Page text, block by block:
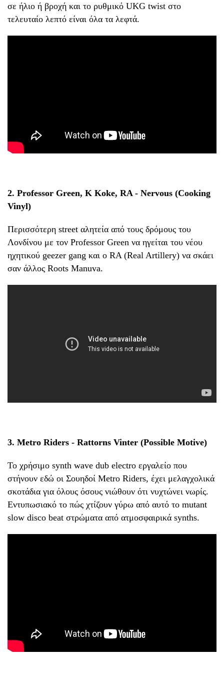
σε ήλιο ή βροχή και το ρυθμικό UKG twist στο
τελευταίο λεπτό είναι όλα τα λεφτά.
2. Professor Green, K Koke, RA - Nervous (Cooking
Vinyl)
Περισσότερη street αλητεία από τους δρόμους του
Λονδίνου με τον Professor Green να ηγείται του νέου
ηχητικού geezer gang και ο RA (Real Artillery) να σκάει
σαν άλλος Roots Manuva.
3. Metro Riders - Rattorns Vinter (Possible Motive)
Το χρήσιμο synth wave dub electro εργαλείο που
στήνουν εδώ οι Σουηδοί Metro Riders, έχει μελαγχολικά
σκοτάδια για όλους όσους νιώθουν ότι νυχτώνει νωρίς.
Εντυπωσιακό το πώς χτίζουν γύρω από αυτό το mutant
slow disco beat στρώματα από ατμοσφαιρικά synths.